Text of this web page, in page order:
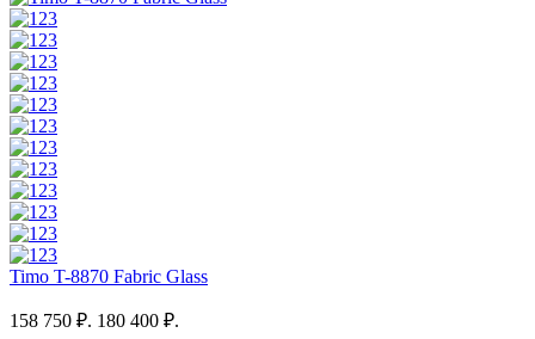
Timo T-8870 Fabric Glass
158 750 ₽. 180 400 ₽.